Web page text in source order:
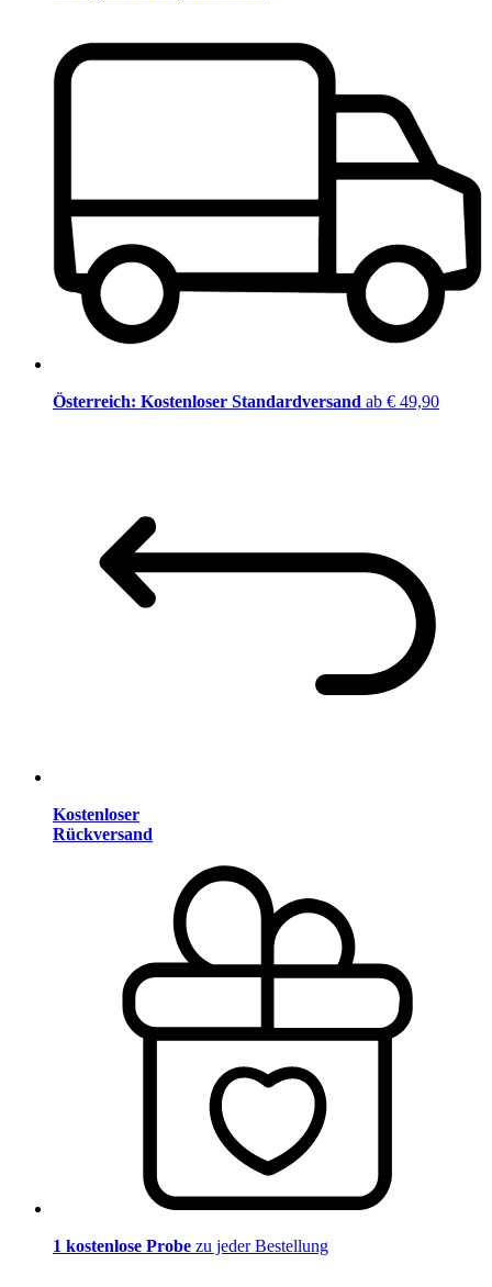
Österreich: Kostenloser Standardversand ab € 49,90
Kostenloser
Rückversand
1 kostenlose Probe zu jeder Bestellung